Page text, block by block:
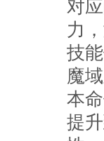
力
技
魔
本
提